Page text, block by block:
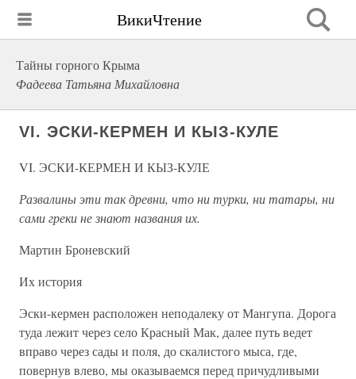
ВикиЧтение
Тайны горного Крыма
Фадеева Татьяна Михайловна
VI. ЭСКИ-КЕРМЕН И КЫЗ-КУЛЕ
VI. ЭСКИ-КЕРМЕН И КЫЗ-КУЛЕ
Развалины эти так древни, что ни турки, ни татары, ни
сами греки не знают названия их.
Мартин Броневский
Их история
Эски-кермен расположен неподалеку от Мангупа. Дорога
туда лежит через село Красный Мак, далее путь ведет
вправо через сады и поля, до скалистого мыса, где,
повернув влево, мы оказываемся перед причудливыми